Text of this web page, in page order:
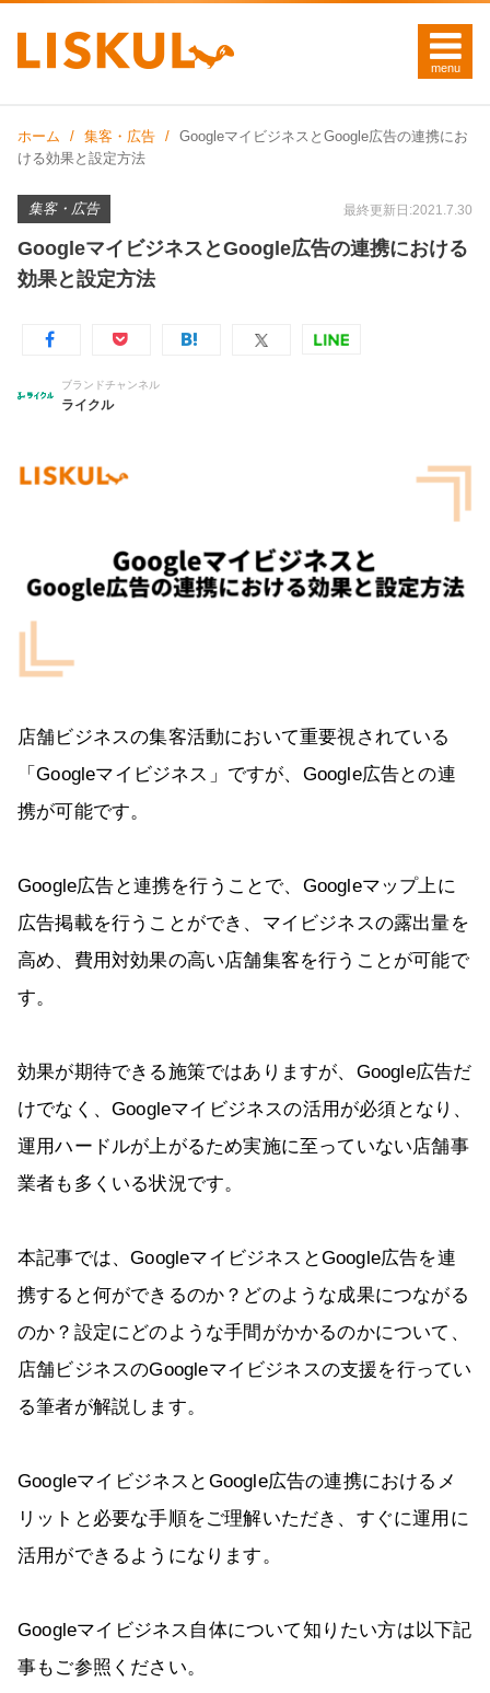
ホーム 集客・広告
GoogleマイビジネスとGoogle広告の連携にお
ける効果と設定方法
集客・広告 最終更新日:2021.7.30
GoogleマイビジネスとGoogle広告の連携における
効果と設定方法
ブランドチャンネル
ライクル
店舗ビジネスの集客活動において重要視されている
「Googleマイビジネス」ですが、Google広告との連
携が可能です。
Google広告と連携を行うことで、Googleマップ上に
広告掲載を行うことができ、マイビジネスの露出量を
高め、費用対効果の高い店舗集客を行うことが可能で
す。
効果が期待できる施策ではありますが、Google広告だ
けでなく、Googleマイビジネスの活用が必須となり、
運用ハードルが上がるため実施に至っていない店舗事
業者も多くいる状況です。
本記事では、GoogleマイビジネスとGoogle広告を連
携すると何ができるのか？どのような成果につながる
のか？設定にどのような手間がかかるのかについて、
店舗ビジネスのGoogleマイビジネスの支援を行ってい
る筆者が解説します。
GoogleマイビジネスとGoogle広告の連携におけるメ
リットと必要な手順をご理解いただき、すぐに運用に
活用ができるようになります。
Googleマイビジネス自体について知りたい方は以下記
事もご参照ください。